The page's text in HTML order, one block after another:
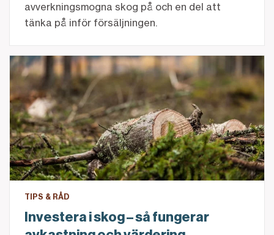
avverkningsmogna skog på och en del att
tänka på inför försäljningen.
Investera i skog – så fungerar avkastning och
TIPS & RÅD
Investera i skog – så fungerar